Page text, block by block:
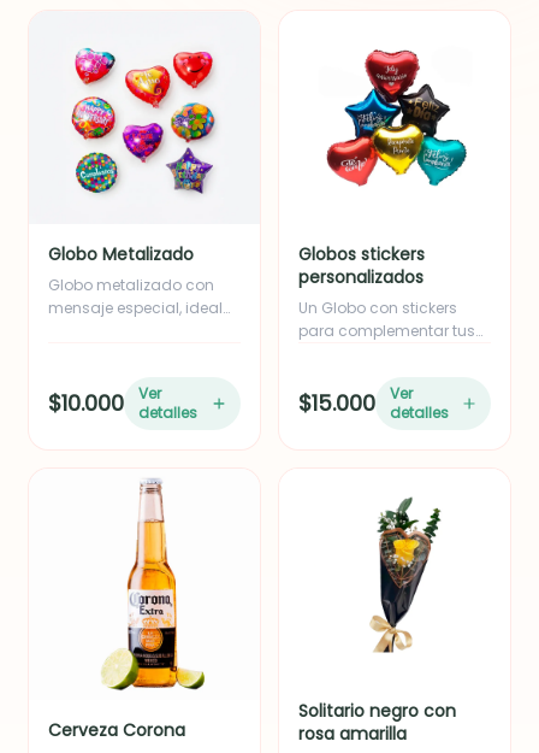
Globo Metalizado
Globo metalizado con
mensaje especial, ideal
memorable.
$10.000
Ver
detalles
Globos stickers
personalizados
Un Globo con stickers
para complementar tus
$15.000
Ver
detalles
Cerveza Corona
Solitario negro con
rosa amarilla